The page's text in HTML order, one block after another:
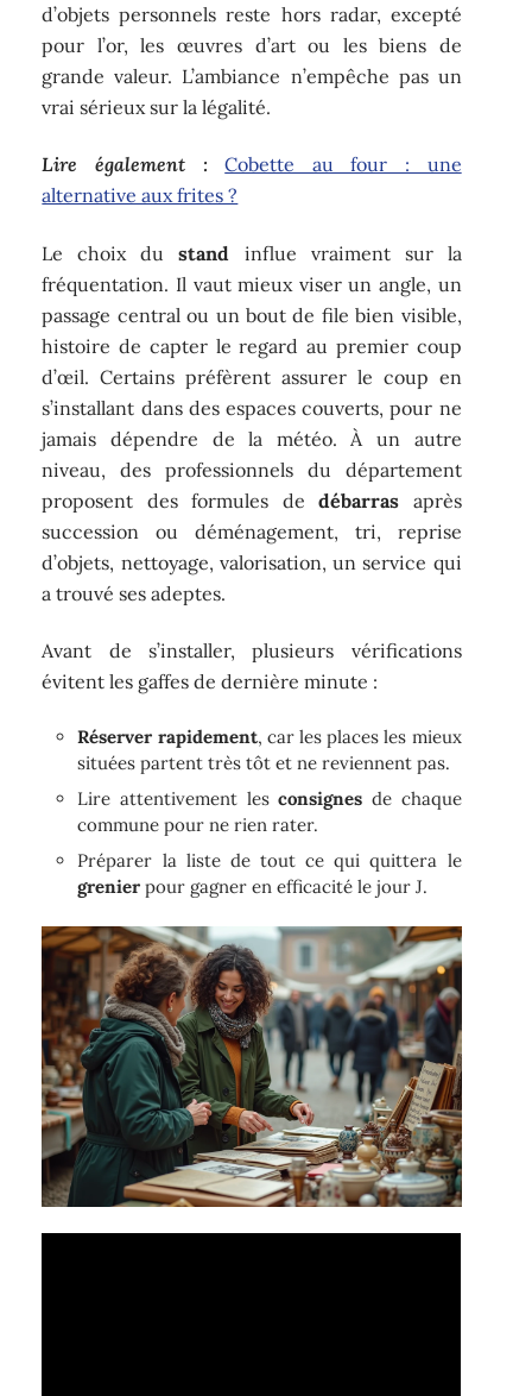
d’objets personnels reste hors radar, excepté
pour l’or, les œuvres d’art ou les biens de
grande valeur. L’ambiance n’empêche pas un
vrai sérieux sur la légalité.
Lire également :
Cobette au four : une
alternative aux frites ?
Le choix dustand influe vraiment sur la
fréquentation. Il vaut mieux viser un angle, un
passage central ou un bout de file bien visible,
histoire de capter le regard au premier coup
d’œil. Certains préfèrent assurer le coup en
s’installant dans des espaces couverts, pour ne
jamais dépendre de la météo. À un autre
niveau, des professionnels du département
proposent des formules dedébarras après
succession ou déménagement, tri, reprise
d’objets, nettoyage, valorisation, un service qui
a trouvé ses adeptes.
Avant de s’installer, plusieurs vérifications
évitent les gaffes de dernière minute :
Réserver rapidement, car les places les mieux
situées partent très tôt et ne reviennent pas.
Lire attentivement lesconsignes de chaque
commune pour ne rien rater.
Préparer la liste de tout ce qui quittera le
grenier pour gagner en efficacité le jour J.